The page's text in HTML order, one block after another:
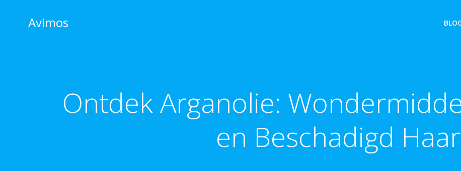
contentAvimos
Ontdek Arganolie:
en Beschadigd Haar